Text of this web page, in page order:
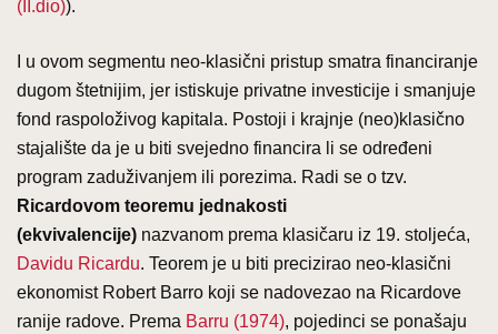
(II.dio)).
I u ovom segmentu neo-klasični pristup smatra financiranje
dugom štetnijim, jer istiskuje privatne investicije i smanjuje
fond raspoloživog kapitala. Postoji i krajnje (neo)klasično
stajalište da je u biti svejedno financira li se određeni
program zaduživanjem ili porezima. Radi se o tzv.
Ricardovom teoremu jednakosti
(ekvivalencije) nazvanom prema klasičaru iz 19. stoljeća,
Davidu Ricardu. Teorem je u biti precizirao neo-klasični
ekonomist Robert Barro koji se nadovezao na Ricardove
ranije radove. Prema Barru (1974), pojedinci se ponašaju